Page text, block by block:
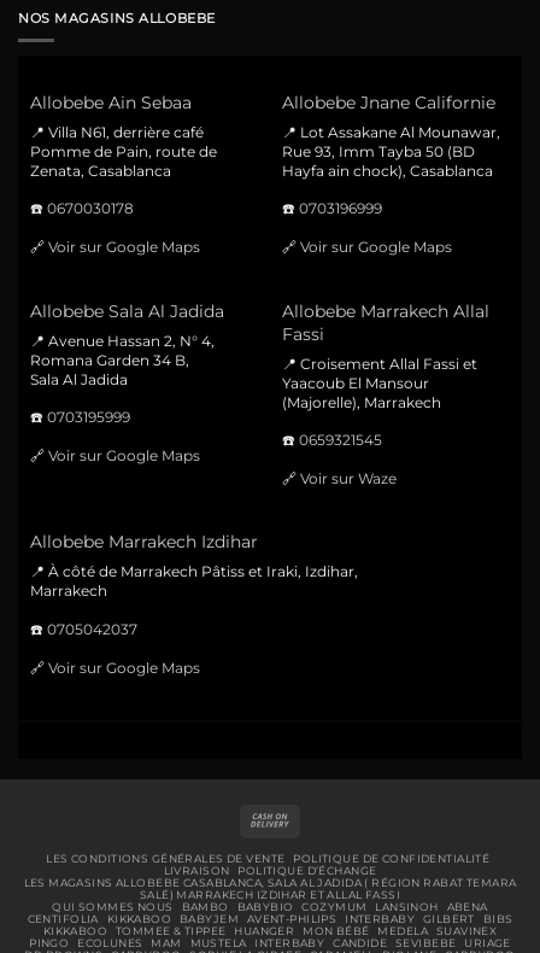
NOS MAGASINS ALLOBEBE
Allobebe Ain Sebaa
📍 Villa N61, derrière café
Pomme de Pain, route de
Zenata, Casablanca
☎️ 0670030178
🔗 Voir sur Google Maps
Allobebe Jnane Californie
📍 Lot Assakane Al Mounawar,
Rue 93, Imm Tayba 50 (BD
Hayfa ain chock), Casablanca
☎️ 0703196999
🔗 Voir sur Google Maps
Allobebe Sala Al Jadida
📍 Avenue Hassan 2, N° 4,
Romana Garden 34 B,
Sala Al Jadida
☎️ 0703195999
🔗 Voir sur Google Maps
Allobebe Marrakech Allal
Fassi
📍 Croisement Allal Fassi et
Yaacoub El Mansour
(Majorelle), Marrakech
☎️ 0659321545
🔗 Voir sur Waze
Allobebe Marrakech Izdihar
📍 À côté de Marrakech Pâtiss et Iraki, Izdihar,
Marrakech
☎️ 0705042037
🔗 Voir sur Google Maps
Delivery
LES CONDITIONS GÉNÉRALES DE VENTE
POLITIQUE DE CONFIDENTIALITÉ
LIVRAISON
POLITIQUE D’ÉCHANGE
LES MAGASINS ALLOBEBE CASABLANCA, SALA AL JADIDA ( RÉGION RABAT TEMARA
SALÉ) MARRAKECH IZDIHAR ET ALLAL FASSI
QUI SOMMES NOUS
BAMBO BABYBIO COZYMUM LANSINOH
ABENA
CENTIFOLIA
KIKKABOO BABYJEM AVENT-PHILIPS INTERBABY GILBERT
BIBS
KIKKABOO
TOMMEE & TIPPEE HUANGER MON BÉBÉ MEDELA
SUAVINEX
PINGO
ECOLUNES MAM MUSTELA INTERBABY CANDIDE SEVIBEBE
URIAGE